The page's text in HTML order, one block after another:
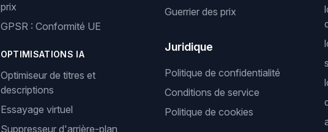
prix
GPSR : Conformité UE
OPTIMISATIONS IA
Optimiseur de titres et
descriptions
Essayage virtuel
Suppresseur d'arrière-plan
Guerrier des prix
Juridique
Politique de confidentialité
Conditions de service
Politique de cookies